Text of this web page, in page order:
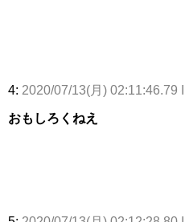
4: 2020/07/13(月) 02:11:46.79
おもしろくねえ